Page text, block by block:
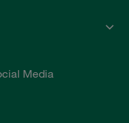
Media